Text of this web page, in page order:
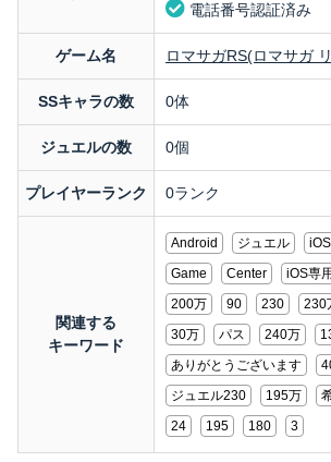
電話番号認証済み
ゲーム名 ロマサガRS(ロマサガ
SSキャラの数 0体
ジュエルの数 0個
プレイヤーランク 0ランク
関連する
キーワード
Android ジュエル iOS
Game
Center iOS専用
200万
90 230 230
30万
パス 240万
ありがとうございます
ジュエル230
195万
24
195 180 3